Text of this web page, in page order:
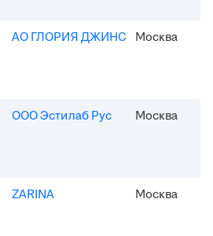
АО ГЛОРИЯ ДЖИНС Москва
ООО Эстилаб Рус Москва
ZARINA Москва